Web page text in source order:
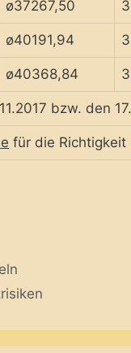
ø37267,50
ø40191,94
ø40368,84
bzw. den
für die